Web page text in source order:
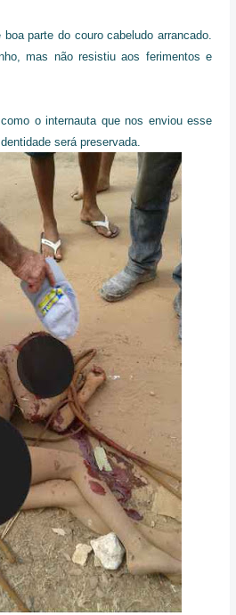
parte do couro cabeludo arrancado.
mas não resistiu aos ferimentos e
o internauta que nos enviou esse
será preservada.